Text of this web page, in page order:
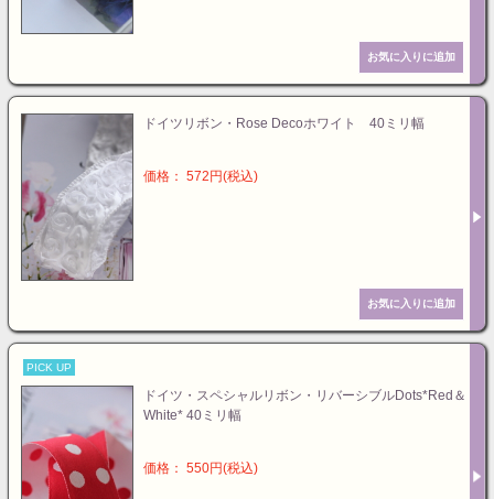
ドイツリボン・Rose Decoホワイト 40ミリ幅
価格： 572円(税込)
PICK UP
ドイツ・スペシャルリボン・リバーシブルDots*Red＆
White* 40ミリ幅
価格： 550円(税込)